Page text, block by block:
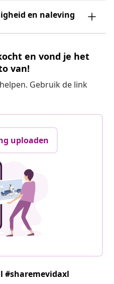
en naleving
en vond je het
van!
Gebruik de link
uploaden
#sharemevidaxl